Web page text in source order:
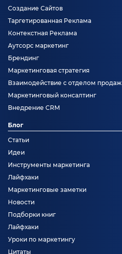
Создание Сайтов
Таргетированная Реклама
Контекстная Реклама
Аутсорс маркетинг
Брендинг
Маркетинговая стратегия
Взаимодействие с отделом продаж
Маркетинговый консалтинг
Внедрение CRM
Блог
Статьи
Идеи
Инструменты маркетинга
Лайфхаки
Маркетинговые заметки
Новости
Подборки книг
Лайфхаки
Уроки по маркетингу
Цитаты